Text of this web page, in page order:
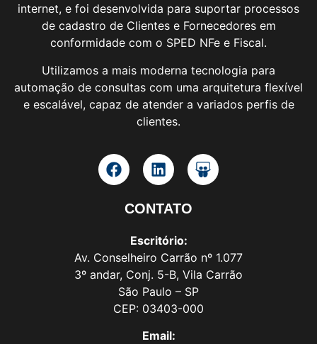
internet, e foi desenvolvida para suportar processos
de cadastro de Clientes e Fornecedores em
conformidade com o SPED NFe e Fiscal.
Utilizamos a mais moderna tecnologia para
automação de consultas com uma arquitetura flexível
e escalável, capaz de atender a variados perfis de
clientes.
CONTATO
Escritório:
Av. Conselheiro Carrão nº 1.077
3º andar, Conj. 5-B, Vila Carrão
São Paulo – SP
CEP: 03403-000
Email: